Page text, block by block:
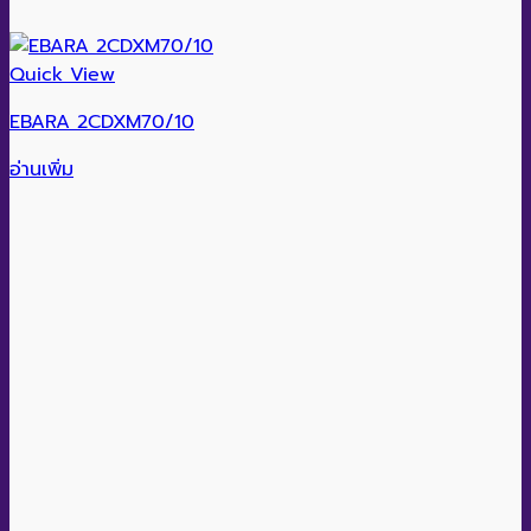
Quick View
EBARA 2CDXM70/10
อ่านเพิ่ม